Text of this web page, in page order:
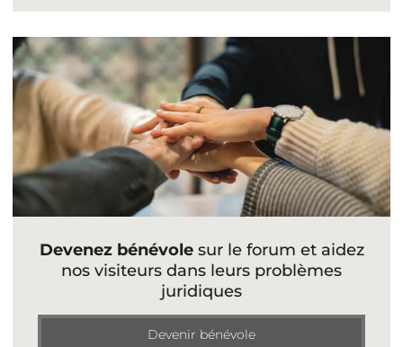
Devenez bénévolesur le forum et aidez
nos visiteurs dans leurs problèmes
juridiques
Devenir bénévole